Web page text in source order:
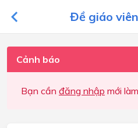
Đề giáo
Cảnh báo
Bạn cần đăng nhập mới